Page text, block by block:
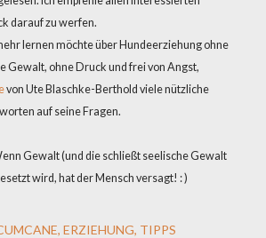
darauf zu werfen.
lernen möchte über Hundeerziehung ohne
Gewalt, ohne Druck und frei von Angst,
von Ute Blaschke-Berthold viele nützliche
auf seine Fragen.
Gewalt (und die schließt seelische Gewalt
wird, hat der Mensch versagt! : )
ERZIEHUNG TIPPS